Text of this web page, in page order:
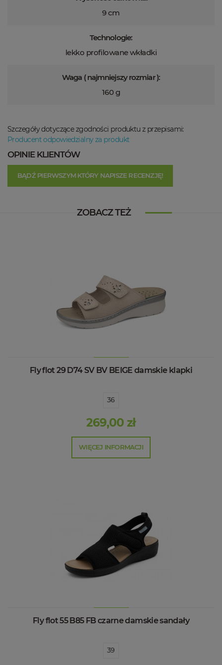
9 cm
Technologie:
lekko profilowane wkładki
Waga ( najmniejszy rozmiar ):
160 g
Szczegóły dotyczące zgodności produktu z przepisami:
Producent odpowiedzialny za produkt
OPINIE KLIENTÓW
BĄDŹ PIERWSZYM KTÓRY NAPISZE RECENZJĘ!
ZOBACZ TEŻ
Fly flot 29 D74 SV BV BEIGE damskie klapki
36
269,00 zł
WIĘCEJ INFORMACJI
Fly flot 55 B85 FB czarne damskie sandały
39